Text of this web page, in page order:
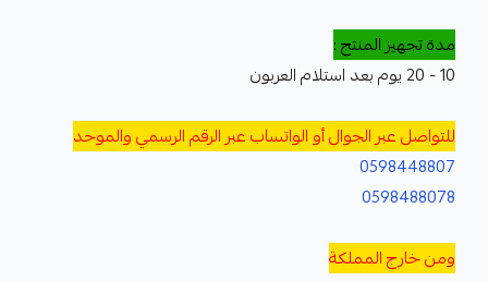
مدة تجهيز المنتج :
10 - 20 يوم بعد استلام العربون
للتواصل عبر الجوال أو الواتساب عبر الرقم الرسمي والموحد
0598448807
0598488078
ومن خارج المملكة